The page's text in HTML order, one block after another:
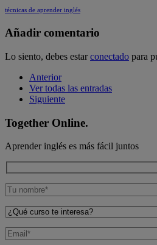
técnicas de aprender inglés
Añadir comentario
Lo siento, debes estarconectado para
Anterior
Ver todas las entradas
Siguiente
Together Online.
Aprender inglés es más fácil juntos